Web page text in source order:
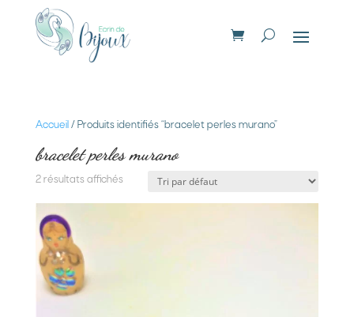
Accueil / Produits identifiés “bracelet perles murano”
bracelet perles murano
2 résultats affichés